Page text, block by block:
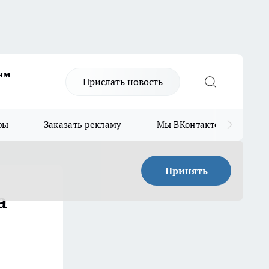
Прислать новость
Заказать рекламу Мы ВКонтакте
Принять